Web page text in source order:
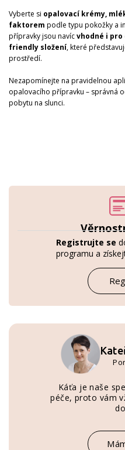
Registrujte se
programu a
Káťa je naše
péče, proto vám
Vyberte si opalovací krémy,
faktorem podle typu pokožky a
přípravky jsou navícvhodné i pro
friendly složení, které
prostředí.
Nezapomínejte na pravidelnou
opalovacího přípravku – správná
pobytu na slunci.